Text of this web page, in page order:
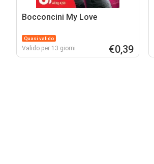
Bocconcini My Love
Quasi valido
Valido per 13 giorni €0,39